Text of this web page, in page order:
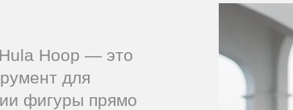
Hoop — это
для
фигуры прямо